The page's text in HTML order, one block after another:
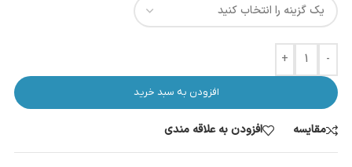
-
+
افزودن به سبد خرید
مقایسه افزودن به علاقه مندی